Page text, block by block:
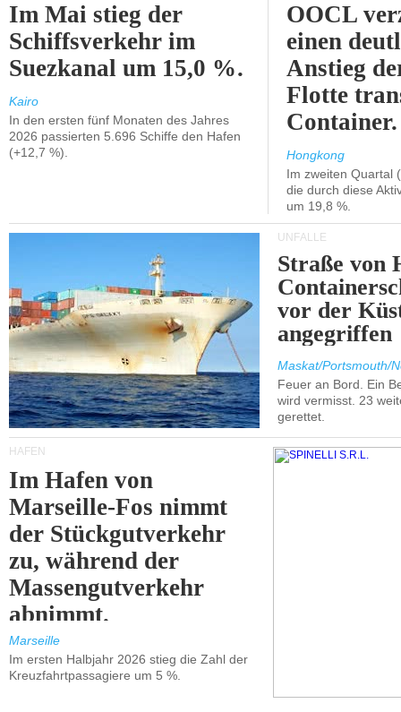
Im Mai stieg der
Schiffsverkehr im
Suezkanal um 15,0 %.
Kairo
In den ersten fünf Monaten des Jahres
2026 passierten 5.696 Schiffe den Hafen
(+12,7 %).
OOCL
einen
Anstieg
Flotte
Container.
Hongkong
Im zweiten Quartal
die durch diese
um 19,8 %.
UNFÄLLE
Straße von
vor der
angegriffen
Maskat/Portsmouth/
Feuer an Bord. Ein
wird vermisst. 23
gerettet.
HÄFEN
Im Hafen von
Marseille-Fos nimmt
der Stückgutverkehr
zu, während der
Massengutverkehr
abnimmt.
Marseille
Im ersten Halbjahr 2026 stieg die Zahl der
Kreuzfahrtpassagiere um 5 %.